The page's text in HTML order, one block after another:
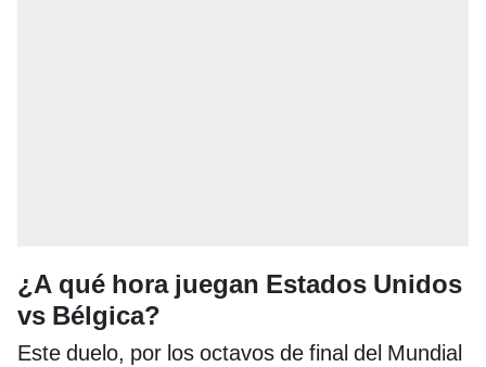
¿A qué hora juegan Estados Unidos
vs Bélgica?
Este duelo, por los octavos de final del Mundial